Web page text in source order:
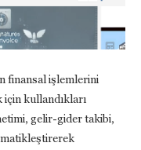
finansal işlemlerini
kullandıkları
gelir-gider takibi,